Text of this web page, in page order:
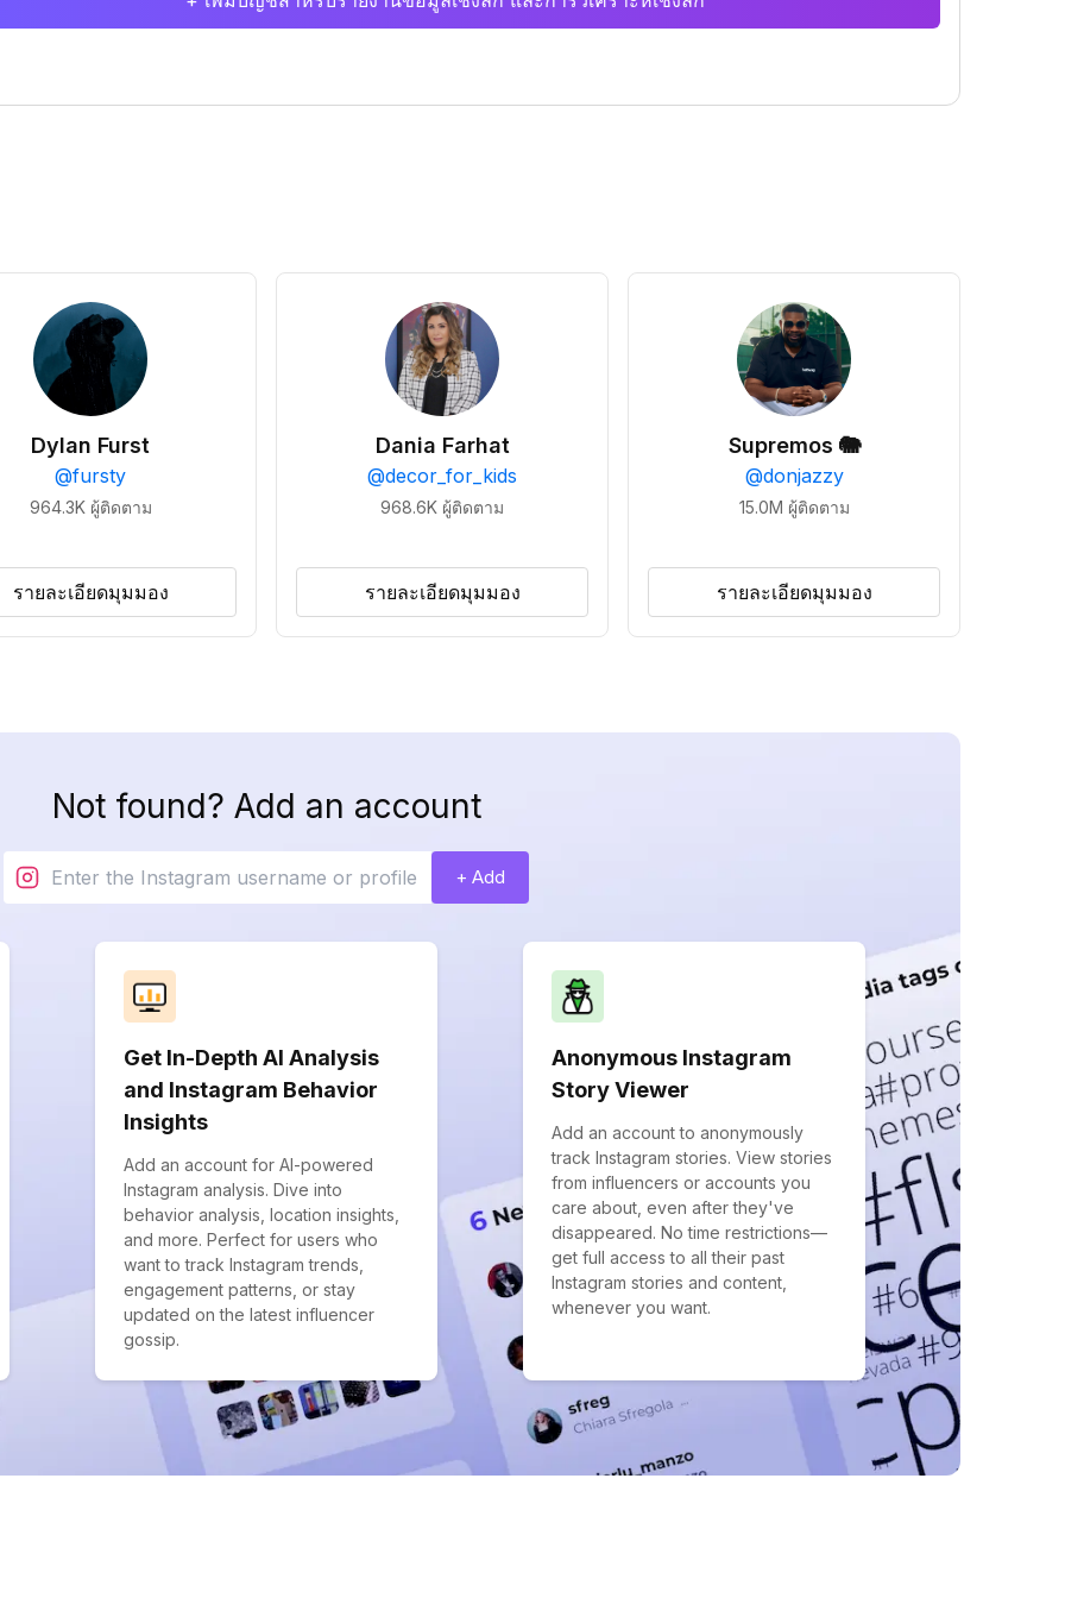
Dylan Furst
@fursty
964.3K ผู้ติดตาม
รายละเอียดมุมมอง
Dania Farhat
@decor_for_kids
968.6K ผู้ติดตาม
รายละเอียดมุมมอง
Supremos 🐘
@donjazzy
15.0M ผู้ติดตาม
รายละเอียดมุมมอง
Not found? Add an account
+ Add
Get In-Depth AI Analysis
and Instagram Behavior
Insights
Add an account for AI-powered
Instagram analysis. Dive into
behavior analysis, location insights,
and more. Perfect for users who
want to track Instagram trends,
engagement patterns, or stay
updated on the latest influencer
gossip.
Anonymous Instagram
Story Viewer
Add an account to anonymously
track Instagram stories. View stories
from influencers or accounts you
care about, even after they've
disappeared. No time restrictions—
get full access to all their past
Instagram stories and content,
whenever you want.